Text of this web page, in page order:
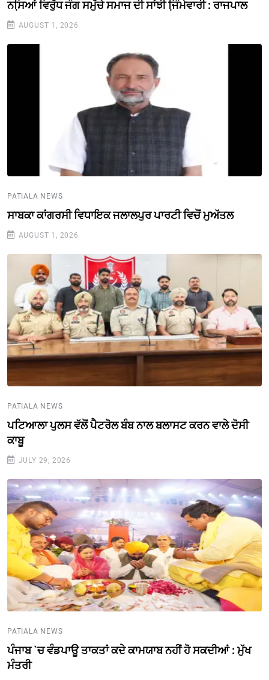
ਨਸਿ਼ਆਂ ਵਿਰੁੱਧ ਜੰਗ ਸਮੁੱਚੇ ਸਮਾਜ ਦੀ ਸਾਂਝੀ ਜਿ਼ੰਮੇਵਾਰੀ : ਰਾਜਪਾਲ
AUGUST 1, 2026
PATIALA NEWS
ਸਾਬਕਾ ਕਾਂਗਰਸੀ ਵਿਧਾਇਕ ਜਲਾਲਪੁਰ ਪਾਰਟੀ ਵਿਚੋਂ ਮੁਅੱਤਲ
AUGUST 1, 2026
PATIALA NEWS
ਪਟਿਆਲਾ ਪੁਲਸ ਵੱਲੋਂ ਪੈਟਰੋਲ ਬੰਬ ਨਾਲ ਬਲਾਸਟ ਕਰਨ ਵਾਲੇ ਦੋਸੀ
ਕਾਬੂ
JULY 29, 2026
PATIALA NEWS
ਪੰਜਾਬ `ਚ ਵੰਡਪਾਊ ਤਾਕਤਾਂ ਕਦੇ ਕਾਮਯਾਬ ਨਹੀਂ ਹੋ ਸਕਦੀਆਂ : ਮੁੱਖ
ਮੰਤਰੀ